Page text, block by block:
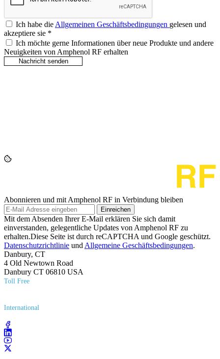
Ich habe die Allgemeinen Geschäftsbedingungen gelesen und
akzeptiere sie *
Ich möchte gerne Informationen über neue Produkte und andere
Neuigkeiten von Amphenol RF erhalten
Abonnieren und mit Amphenol RF in Verbindung bleiben
Einreichen
Mit dem Absenden Ihrer E-Mail erklären Sie sich damit
einverstanden, gelegentliche Updates von Amphenol RF zu
erhalten.Diese Seite ist durch reCAPTCHA und Google geschützt.
Datenschutzrichtlinie und Allgemeine Geschäftsbedingungen.
Danbury, CT
4 Old Newtown Road
Danbury CT 06810 USA
Toll Free
International